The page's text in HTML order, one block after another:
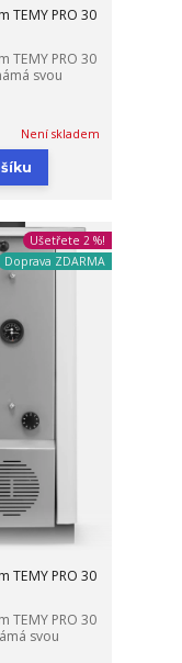
TEMY PRO 30
TEMY PRO 30
svou
Není skladem
Ušetřete 2 %!
Doprava ZDARMA
TEMY PRO 30
TEMY PRO 30
svou